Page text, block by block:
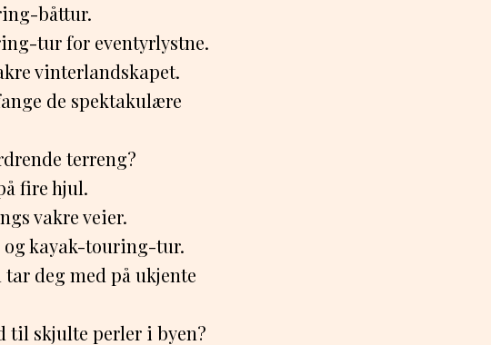
båttur.
tur for eventyrlystne.
vinterlandskapet.
de spektakulære
terreng?
fire hjul.
vakre veier.
og kayak-touring-tur.
deg med på ukjente
til skjulte perler i byen?